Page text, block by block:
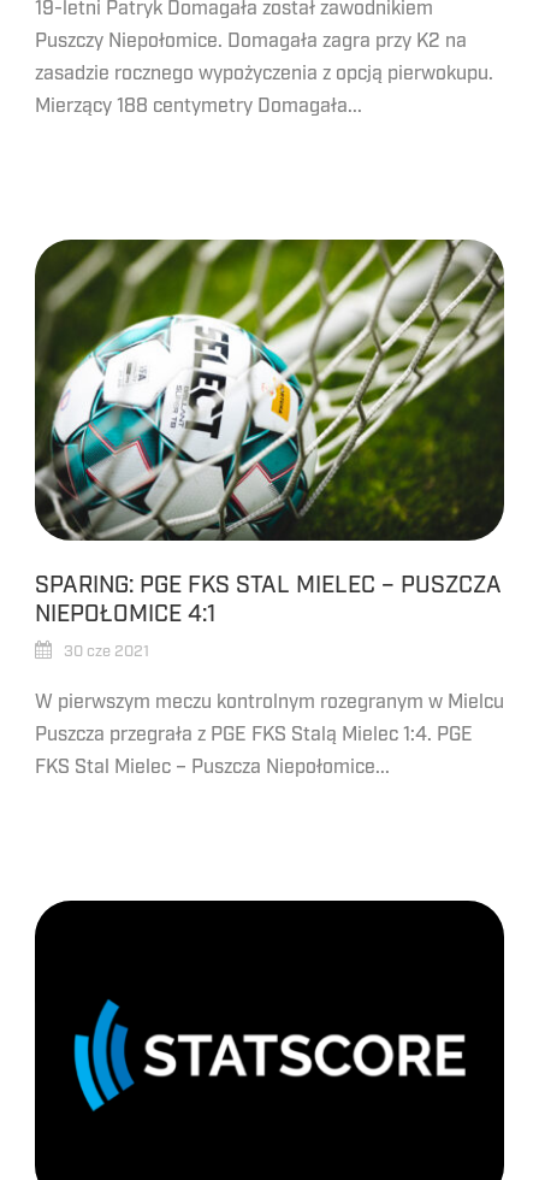
19-letni Patryk Domagała został zawodnikiem
Puszczy Niepołomice. Domagała zagra przy K2 na
zasadzie rocznego wypożyczenia z opcją pierwokupu.
Mierzący 188 centymetry Domagała...
SPARING: PGE FKS STAL MIELEC – PUSZCZA
NIEPOŁOMICE 4:1
30 cze 2021
W pierwszym meczu kontrolnym rozegranym w Mielcu
Puszcza przegrała z PGE FKS Stalą Mielec 1:4. PGE
FKS Stal Mielec – Puszcza Niepołomice...